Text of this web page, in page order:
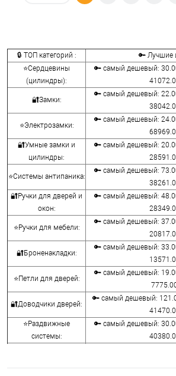
🔒 ТОП категорий :
🔑 Лучшие
⭐Сердцевины
(цилиндры):
🔑 самый дешевый:
🔐Замки:
🔑 самый дешевый:
⭐Электрозамки:
🔑 самый дешевый:
🔐Умные замки и
цилиндры:
🔑 самый дешевый:
⭐Системы антипаника:
🔑 самый дешевый:
🔐Ручки для дверей и
окон:
🔑 самый дешевый:
⭐Ручки для мебели:
🔑 самый дешевый:
🔐Броненакладки:
🔑 самый дешевый:
⭐Петли для дверей:
🔑 самый дешевый:
🔐Доводчики дверей:
🔑 самый дешевый:
⭐Раздвижные
системы:
🔑 самый дешевый: